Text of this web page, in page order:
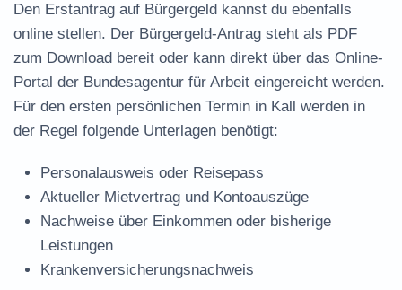
Den Erstantrag auf Bürgergeld kannst du ebenfalls
online stellen. Der Bürgergeld-Antrag steht als PDF
zum Download bereit oder kann direkt über das Online-
Portal der Bundesagentur für Arbeit eingereicht werden.
Für den ersten persönlichen Termin in Kall werden in
der Regel folgende Unterlagen benötigt:
Personalausweis oder Reisepass
Aktueller Mietvertrag und Kontoauszüge
Nachweise über Einkommen oder bisherige
Leistungen
Krankenversicherungsnachweis